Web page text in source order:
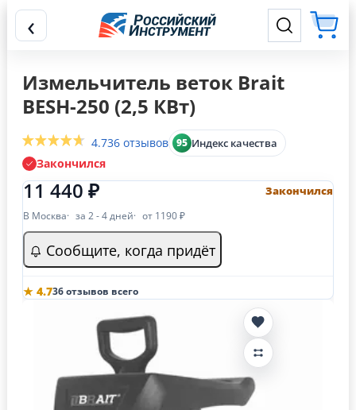
‹
Измельчитель веток Brait
BESH-250 (2,5 КВт)
4.736 отзывов 95 Индекс качества
Закончился
11 440 ₽ Закончился
В Москва за 2 - 4 дней от 1190 ₽
Сообщите, когда придёт
★ 4.736 отзывов всего